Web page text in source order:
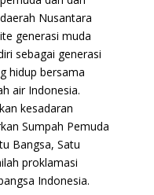
Nusantara
generasi muda
sebagai generasi
hidup bersama
air Indonesia.
kesadaran
Sumpah Pemuda
Bangsa, Satu
proklamasi
Indonesia.